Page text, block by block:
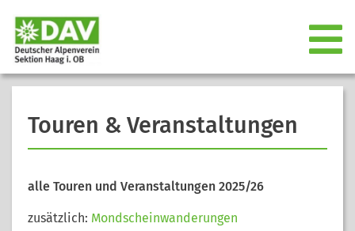
Touren & Veranstaltungen
alle Touren und Veranstaltungen 2025/26
zusätzlich: Mondscheinwanderungen